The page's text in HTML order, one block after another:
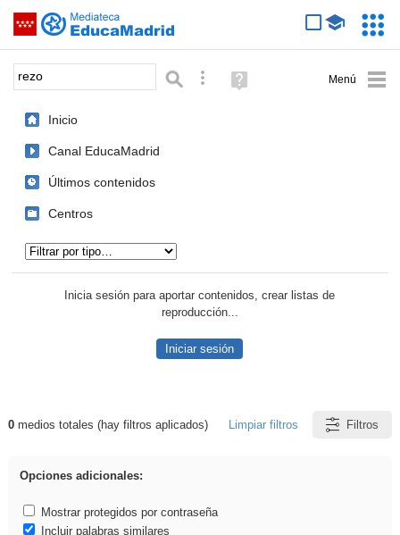
Saltar navegación
Palabra o frase: Búsqueda avanzada
Ayuda
(en
Inicio
Canal EducaMadrid
Últimos contenidos
Centros
Inicia sesión para aportar contenidos, crear listas de
reproducción...
Iniciar sesión
Resultados de: rezo
0medios totales (hay filtros aplicados) Limpiar filtros Filtros
Opciones adicionales:
Mostrar protegidos por contraseña
Incluir palabras similares